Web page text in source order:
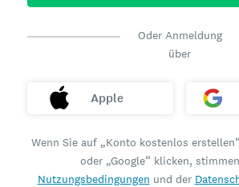
Oder Anmeldung
über
Apple
Wenn Sie auf „Konto kostenlos
oder „Google“ klicken,
Nutzungsbedingungen und der